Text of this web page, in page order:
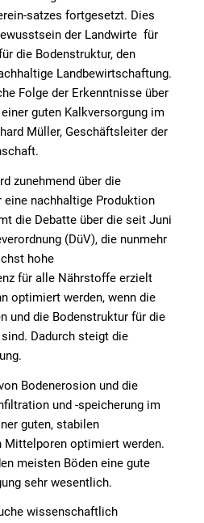
satzes fortgesetzt. Dies
der Landwirte für
die Bodenstruktur, den
Landbewirtschaftung.
Folge der Erkenntnisse über
guten Kalkversorgung im
Müller, Geschäftsleiter der
zunehmend über die
eine nachhaltige Produktion
die Debatte über die seit Juni
(DüV), die nunmehr
hohe
für alle Nährstoffe erzielt
optimiert werden, wenn die
und die Bodenstruktur für die
Dadurch steigt die
Bodenerosion und die
und -speicherung im
guten, stabilen
Mittelporen optimiert werden.
meisten Böden eine gute
sehr wesentlich.
wissenschaftlich